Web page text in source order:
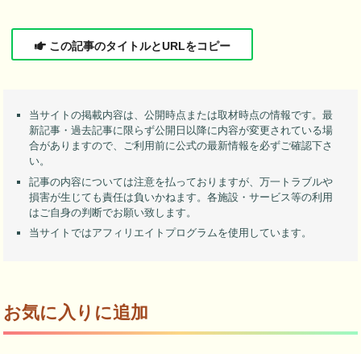
この記事のタイトルとURLをコピー
当サイトの掲載内容は、公開時点または取材時点の情報です。最
新記事・過去記事に限らず公開日以降に内容が変更されている場
合がありますので、ご利用前に公式の最新情報を必ずご確認下さ
い。
記事の内容については注意を払っておりますが、万一トラブルや
損害が生じても責任は負いかねます。各施設・サービス等の利用
はご自身の判断でお願い致します。
当サイトではアフィリエイトプログラムを使用しています。
お気に入りに追加